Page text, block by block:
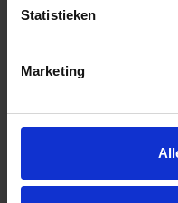
Statistieken
Marketing
Prijs per 1 Stuk
-